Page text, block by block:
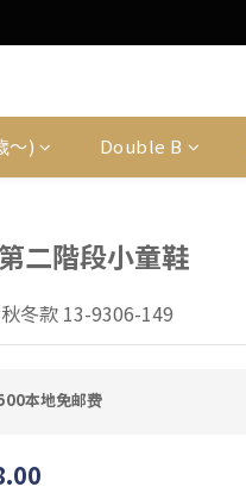
〜) Double B
二階段小童鞋
冬款 13-9306-149
本地免邮费